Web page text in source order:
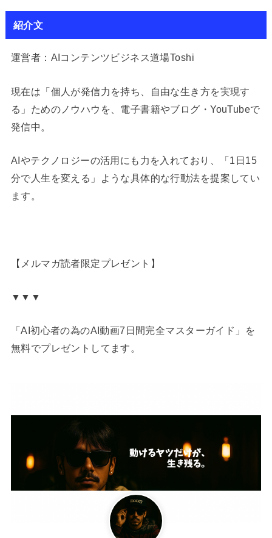
紹介文
運営者：AIコンテンツビジネス道場Toshi
現在は「個人が発信力を持ち、自由な生き方を実現す
る」ためのノウハウを、電子書籍やブログ・YouTubeで
発信中。
AIやテクノロジーの活用にも力を入れており、「1日15
分で人生を変える」ような具体的な行動法を提案してい
ます。
【メルマガ読者限定プレゼント】
▼▼▼
「AI初心者の為のAI動画7日間完全マスターガイド」を
無料でプレゼントしてます。